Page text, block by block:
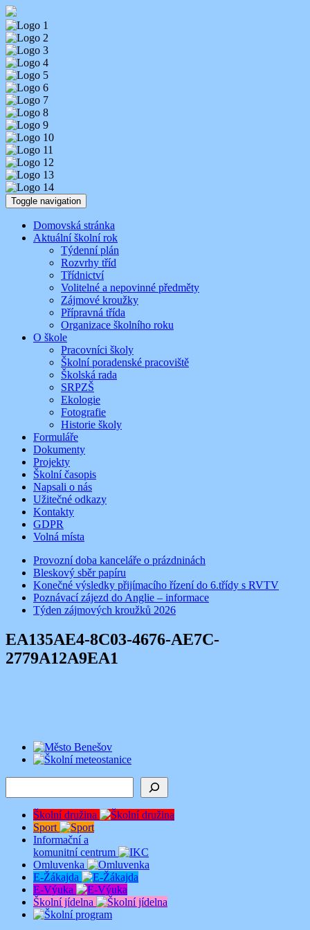
Skip
to
content
Aktuality ze školy
Základní škola Benešov, Dukelská 1818
Toggle navigation
Domovská stránka
Aktuální školní rok
Týdenní plán
Rozvrhy tříd
Třídnictví
Volitelné a nepovinné předměty
Zájmové kroužky
Přípravná třída
Organizace školního roku
O škole
Pracovníci školy
Školní poradenské pracoviště
Školská rada
SRPZŠ
Ekologie
Fotografie
Historie školy
Formuláře
Dokumenty
Projekty
Školní časopis
Napsali o nás
Užitečné odkazy
Kontakty
GDPR
Volná místa
Provozní doba kanceláře o prázdninách
Bleskový sběr papíru
Konečné výsledky přijímacího řízení do 6.třídy s RVTV
Poznávací zájezd do Anglie – informace
Týden zájmových kroužků 2026
EA135AE4-8C03-4676-AE7C-
2779A12A9EA1
Školní družina
Sport
Informační a
komunitní centrum
Omluvenka
E-Žákajda
E-Výuka
Školní jídelna